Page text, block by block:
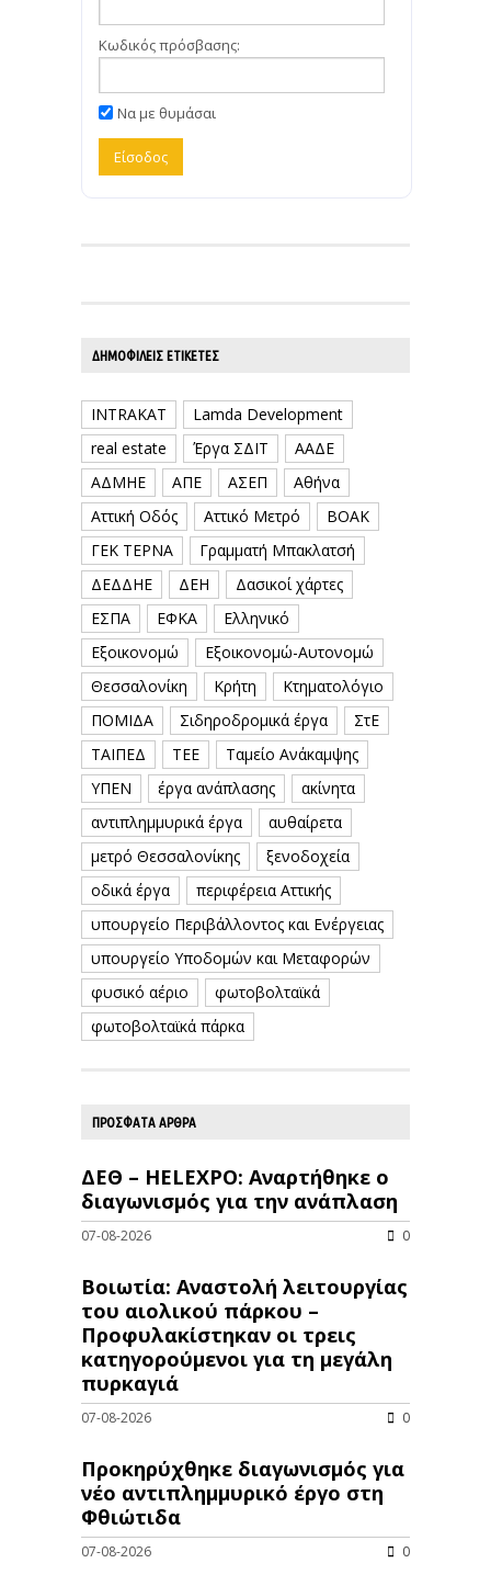
Κωδικός πρόσβασης:
Να με θυμάσαι
ΔΗΜΟΦΙΛΕΊΣ ΕΤΙΚΈΤΕΣ
INTRAKAT
Lamda Development
real estate
Έργα ΣΔΙΤ
ΑΑΔΕ
ΑΔΜΗΕ
ΑΠΕ ΑΣΕΠ
Αθήνα
Αττική Οδός
Αττικό Μετρό
ΒΟΑΚ
ΓΕΚ ΤΕΡΝΑ
Γραμματή Μπακλατσή
ΔΕΔΔΗΕ
ΔΕΗ
Δασικοί χάρτες
ΕΣΠΑ
ΕΦΚΑ
Ελληνικό
Εξοικονομώ
Εξοικονομώ-Αυτονομώ
Θεσσαλονίκη
Κρήτη
Κτηματολόγιο
ΠΟΜΙΔΑ
Σιδηροδρομικά έργα
ΣτΕ
ΤΑΙΠΕΔ
ΤΕΕ
Ταμείο Ανάκαμψης
ΥΠΕΝ
έργα ανάπλασης
ακίνητα
αντιπλημμυρικά έργα
αυθαίρετα
μετρό Θεσσαλονίκης
ξενοδοχεία
οδικά έργα
περιφέρεια Αττικής
υπουργείο Περιβάλλοντος και Ενέργειας
υπουργείο Υποδομών και Μεταφορών
φυσικό αέριο
φωτοβολταϊκά
φωτοβολταϊκά πάρκα
ΠΡΟΣΦΑΤΑ ΑΡΘΡΑ
ΔΕΘ – HELEXPO: Αναρτήθηκε ο
διαγωνισμός για την ανάπλαση
07-08-2026 0
Βοιωτία: Αναστολή λειτουργίας
του αιολικού πάρκου –
Προφυλακίστηκαν οι τρεις
κατηγορούμενοι για τη μεγάλη
πυρκαγιά
07-08-2026 0
Προκηρύχθηκε διαγωνισμός για
νέo αντιπλημμυρικό έργο στη
Φθιώτιδα
07-08-2026 0